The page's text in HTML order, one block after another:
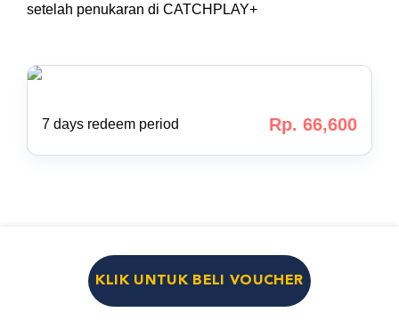
setelah penukaran di CATCHPLAY+
7 days redeem period Rp. 66,600
KLIK UNTUK BELI VOUCHER